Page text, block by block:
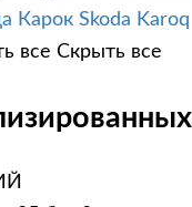
Skoda Karoq
все Скрыть все